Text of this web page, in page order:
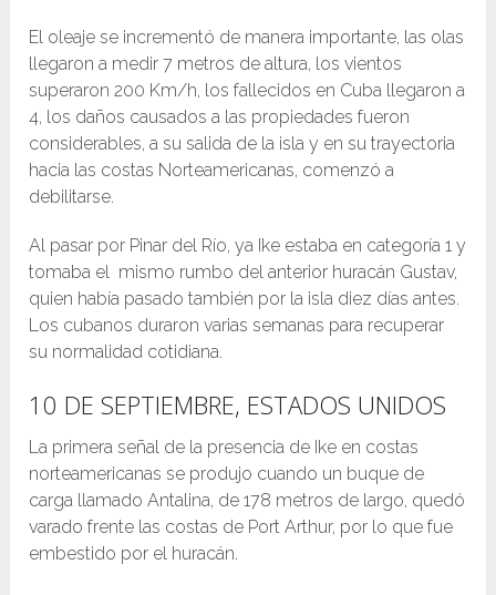
El oleaje se incrementó de manera importante, las olas
llegaron a medir 7 metros de altura, los vientos
superaron 200 Km/h, los fallecidos en Cuba llegaron a
4, los daños causados a las propiedades fueron
considerables, a su salida de la isla y en su trayectoria
hacia las costas Norteamericanas, comenzó a
debilitarse.
Al pasar por Pinar del Río, ya Ike estaba en categoría 1 y
tomaba el mismo rumbo del anterior huracán Gustav,
quien había pasado también por la isla diez días antes.
Los cubanos duraron varias semanas para recuperar
su normalidad cotidiana.
10 DE SEPTIEMBRE, ESTADOS UNIDOS
La primera señal de la presencia de Ike en costas
norteamericanas se produjo cuando un buque de
carga llamado Antalina, de 178 metros de largo, quedó
varado frente las costas de Port Arthur, por lo que fue
embestido por el huracán.